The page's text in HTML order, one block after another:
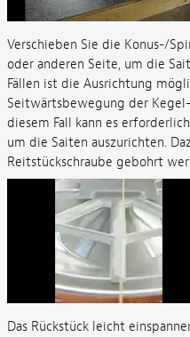
Verschieben Sie die Konus-/
oder anderen Seite, um die
Fällen ist die Ausrichtung
Seitwärtsbewegung der
diesem Fall kann es
um die Saiten auszurichten.
Reitstückschraube gebohrt
Das Rückstück leicht